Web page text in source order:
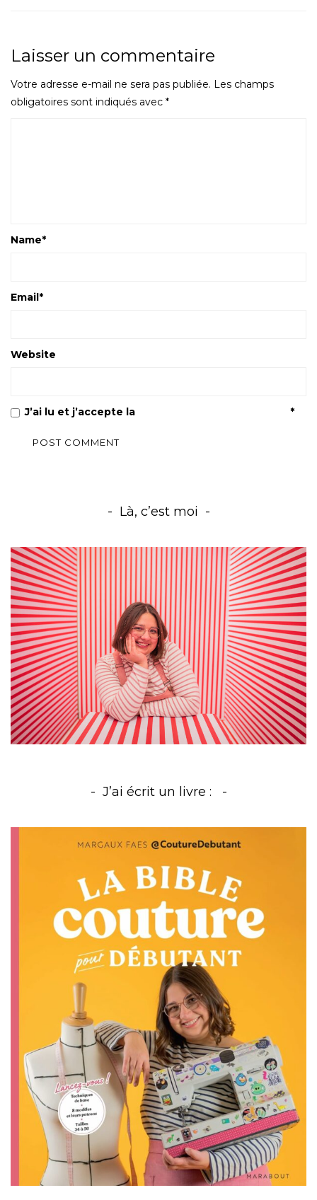
Laisser un commentaire
Votre adresse e-mail ne sera pas publiée. Les champs
obligatoires sont indiqués avec *
Name*
Email*
Website
J’ai lu et j’accepte la *
Là, c’est moi
J’ai écrit un livre :